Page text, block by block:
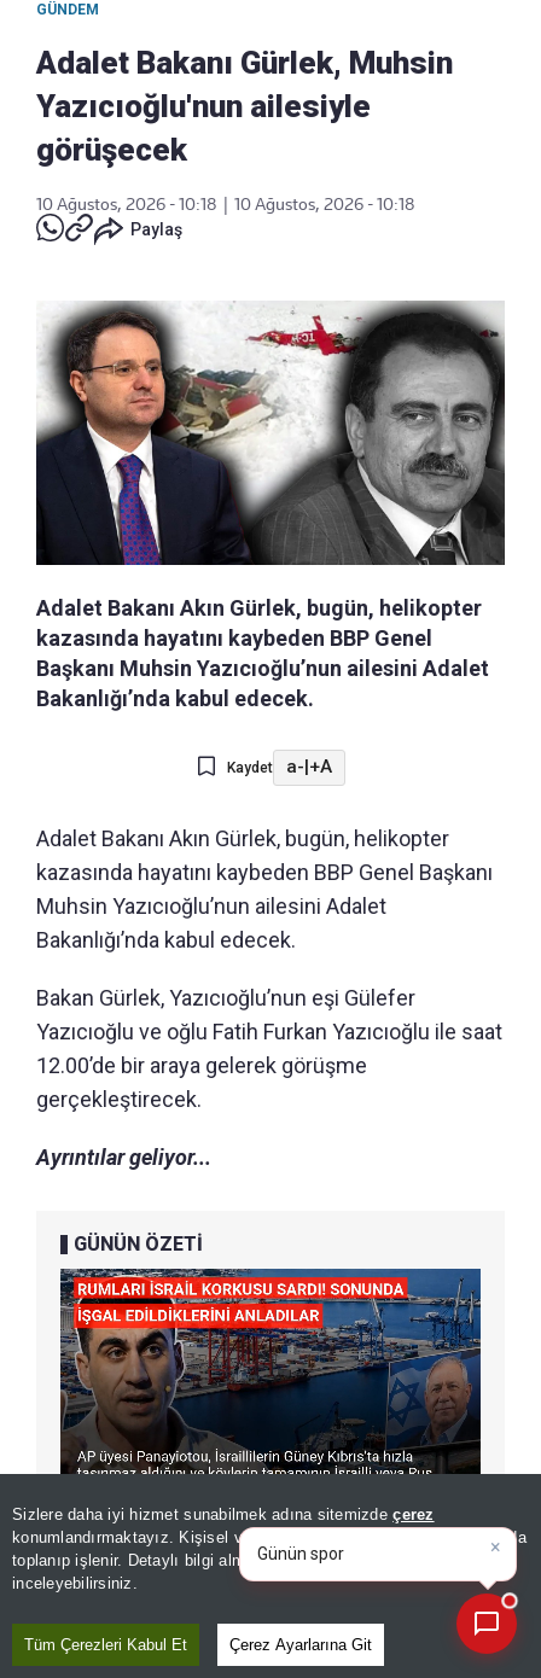
Sizlere daha iyi hizmet sunabilmek adına sitemizdeçerez
konumlandırmaktayız. Kişisel verileriniz, KVKK ve GDPR kapsamında
toplanıp işlenir. Detaylı bilgi almak içinAydınlatma Metnimizi
inceleyebilirsiniz.
Tüm Çerezleri Kabul Et Çerez Ayarlarına Git
GÜNDEM
Adalet Bakanı Gürlek, Muhsin
Yazıcıoğlu'nun ailesiyle
görüşecek
10 Ağustos, 2026 - 10:18
10 Ağustos, 2026 - 10:18
Paylaş
Adalet Bakanı Akın Gürlek, bugün, helikopter
kazasında hayatını kaybeden BBP Genel
Başkanı Muhsin Yazıcıoğlu’nun ailesini Adalet
Bakanlığı’nda kabul edecek.
Kaydet a-|+A
Adalet Bakanı Akın Gürlek, bugün, helikopter
kazasında hayatını kaybeden BBP Genel Başkanı
Muhsin Yazıcıoğlu’nun ailesini Adalet
Bakanlığı’nda kabul edecek.
Bakan Gürlek, Yazıcıoğlu’nun eşi Gülefer
Yazıcıoğlu ve oğlu Fatih Furkan Yazıcıoğlu ile saat
12.00’de bir araya gelerek görüşme
gerçekleştirecek.
Ayrıntılar geliyor...
GÜNÜN ÖZETİ
Günün spor, gündem ve
ekonomi gelişmelerini analiz
edin!